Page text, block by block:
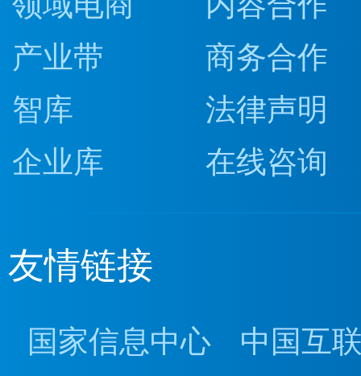
产业带
智库
企业库
商务合作
法律声明
在线咨询
友情链接
国家信息中心
中国互